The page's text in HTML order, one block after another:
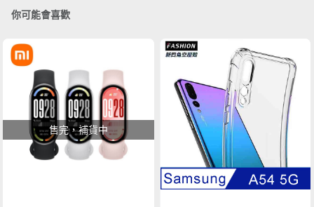
你可能會喜歡
售完，補貨中